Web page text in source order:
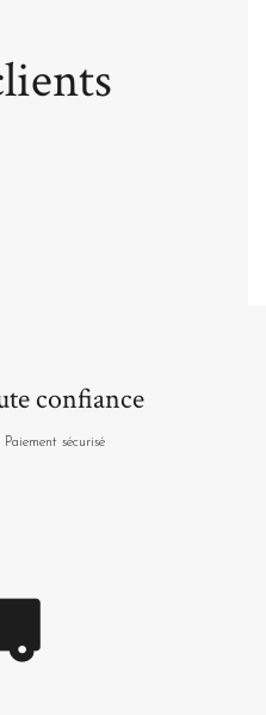
confiance
sécurisé